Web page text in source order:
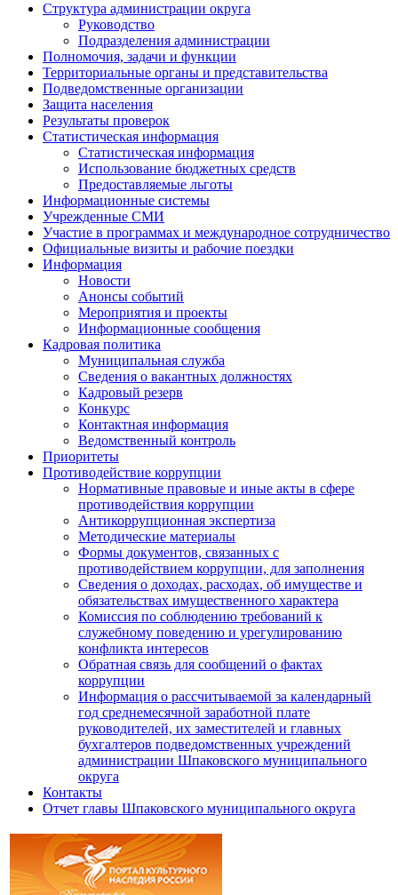
Структура администрации округа
Руководство
Подразделения администрации
Полномочия, задачи и функции
Территориальные органы и представительства
Подведомственные организации
Защита населения
Результаты проверок
Статистическая информация
Статистическая информация
Использование бюджетных средств
Предоставляемые льготы
Информационные системы
Учрежденные СМИ
Участие в программах и международное сотрудничество
Официальные визиты и рабочие поездки
Информация
Новости
Анонсы событий
Мероприятия и проекты
Информационные сообщения
Кадровая политика
Муниципальная служба
Сведения о вакантных должностях
Кадровый резерв
Конкурс
Контактная информация
Ведомственный контроль
Приоритеты
Противодействие коррупции
Нормативные правовые и иные акты в сфере
противодействия коррупции
Антикоррупционная экспертиза
Методические материалы
Формы документов, связанных с
противодействием коррупции, для заполнения
Сведения о доходах, расходах, об имуществе и
обязательствах имущественного характера
Комиссия по соблюдению требований к
служебному поведению и урегулированию
конфликта интересов
Обратная связь для сообщений о фактах
коррупции
Информация о рассчитываемой за календарный
год среднемесячной заработной плате
руководителей, их заместителей и главных
бухгалтеров подведомственных учреждений
администрации Шпаковского муниципального
округа
Контакты
Отчет главы Шпаковского муниципального округа